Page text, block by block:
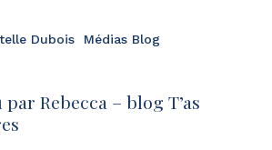
Dubois Médias Blog
Rebecca – blog T’as